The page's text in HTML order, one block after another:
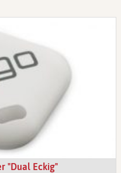
"Dual Eckig"